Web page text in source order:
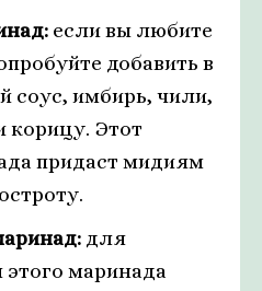
если вы любите
добавить в
соус, имбирь, чили,
корицу. Этот
придаст мидиям
для
маринада